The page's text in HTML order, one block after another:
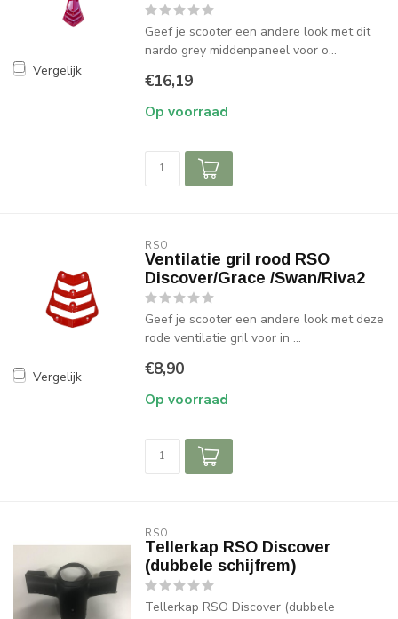
Vergelijk
Geef je scooter een andere look met dit
nardo grey middenpaneel voor o...
€16,19
Op voorraad
Vergelijk
RSO
Ventilatie gril rood RSO
Discover/Grace /Swan/Riva2
Geef je scooter een andere look met deze
rode ventilatie gril voor in ...
€8,90
Op voorraad
RSO
Tellerkap RSO Discover
(dubbele schijfrem)
Tellerkap RSO Discover (dubbele